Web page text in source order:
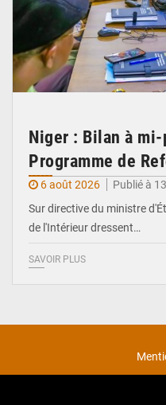
Niger : Bilan à
Programme de
6 août 2026
Publié à
Sur directive du ministre
de l'Intérieur dressent…
SAVOIR PLUS